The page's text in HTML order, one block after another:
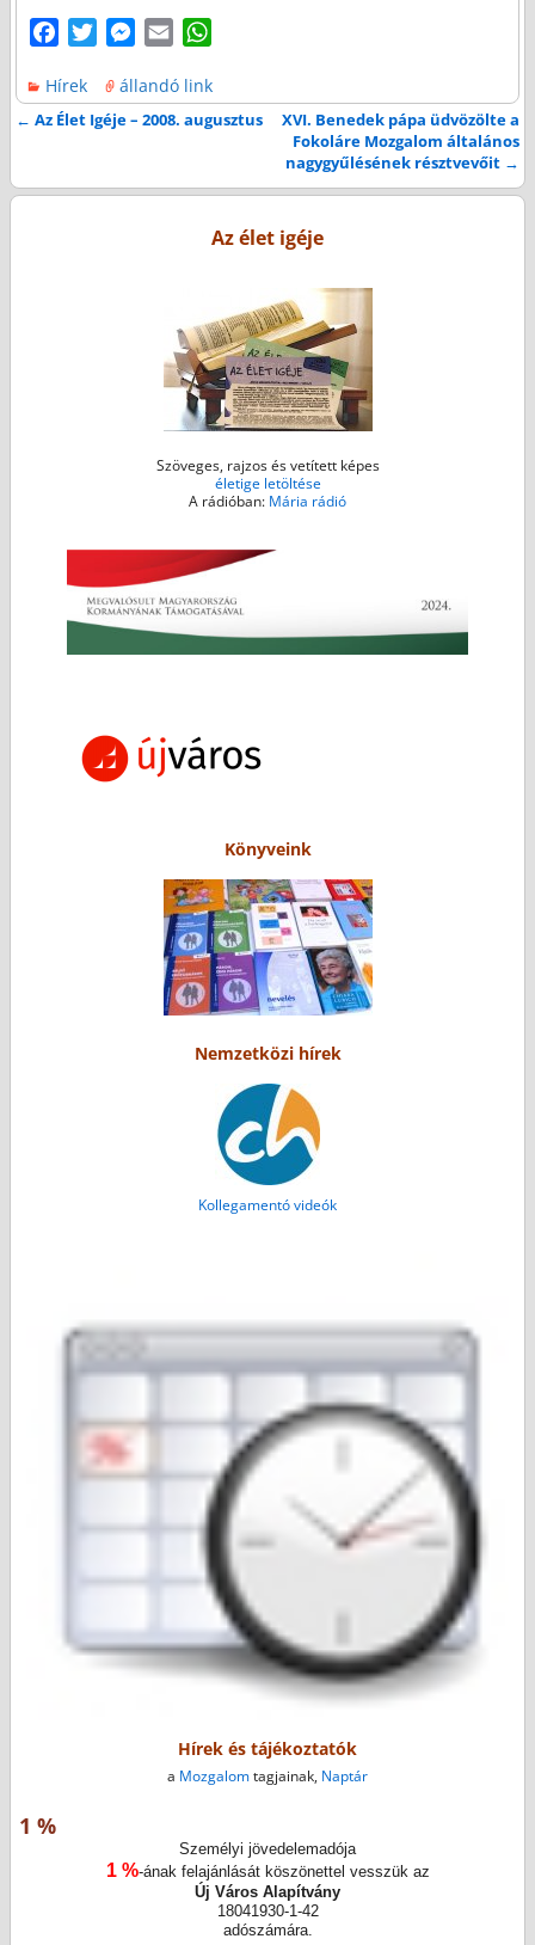
c
e
o
t
r
M
s
s
g
a
i
a
t
p
p
Hírek állandó link
← Az Élet Igéje – 2008. augusztus
XVI. Benedek pápa üdvözölte a
Fokoláre Mozgalom általános
nagygyűlésének résztvevőit →
Az élet igéje
Szöveges, rajzos és vetített képes
életige letöltése
A rádióban: Mária rádió
Könyveink
Nemzetközi hírek
Kollegamentó videók
Hírek és tájékoztatók
a Mozgalomtagjainak, Naptár
1 %
Személyi jövedelemadója
1 %-ának felajánlását köszönettel vesszük az
Új Város Alapítvány
18041930-1-42
adószámára.